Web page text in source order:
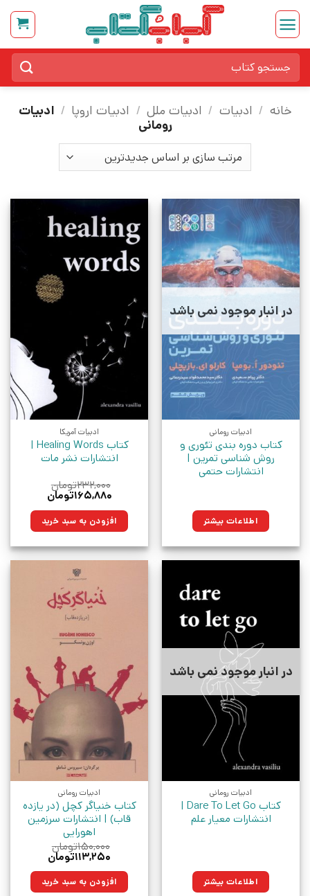
Skip
content
برای:
خانه / ادبیات / ادبیات ملل / ادبیات اروپا / ادبیات
رومانی
در انبار موجود نمی باشد
ادبیات رومانی
کتاب دوره بندی تئوری و
روش شناسی تمرین |
انتشارات حتمی
اطلاعات بیشتر
ادبیات آمریکا
کتاب Healing Words |
انتشارات نشر مات
۲۳۲,۰۰۰تومان
قیمت
۲۳۲,۰۰۰تومان
بود.
۱۶۵,۸۸۰تومان
۱۶۵,۸۸۰تومان.افزودن به سبد خرید
در انبار موجود نمی باشد
ادبیات رومانی
کتاب Dare To Let Go |
انتشارات معیار علم
اطلاعات بیشتر
ادبیات رومانی
کتاب خنیاگر کچل (در یازده
قاب) | انتشارات سرزمین
اهورایی
۱۵۰,۰۰۰تومان
قیمت
۱۵۰,۰۰۰تومان
بود.
۱۱۳,۲۵۰تومان
۱۱۳,۲۵۰تومان.افزودن به سبد خرید